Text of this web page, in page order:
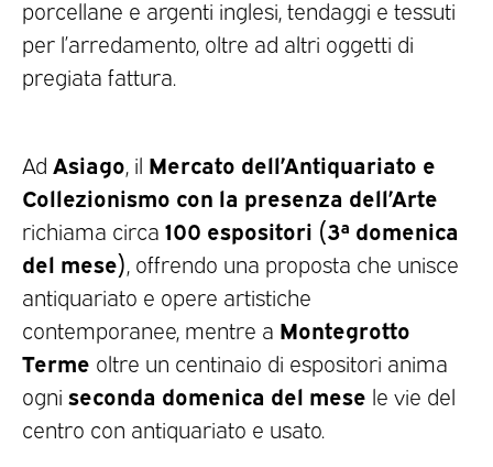
porcellane e argenti inglesi, tendaggi e tessuti
per l’arredamento, oltre ad altri oggetti di
pregiata fattura.
Ad Asiago , il Mercato dell’Antiquariato e
Collezionismo con la presenza dell’Arte
richiama circa 100 espositori (3ª domenica
del mese) , offrendo una proposta che unisce
antiquariato e opere artistiche
contemporanee, mentre a Montegrotto
Terme oltre un centinaio di espositori anima
ogni seconda domenica del mese le vie del
centro con antiquariato e usato.